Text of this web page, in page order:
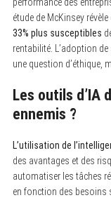
étude de McKinsey
33% plus susceptibles
rentabilité. L’adoption
une question d’éthique,
Les outils d’IA
ennemis ?
L’utilisation de
des avantages et des
automatiser les tâches
en fonction des besoins